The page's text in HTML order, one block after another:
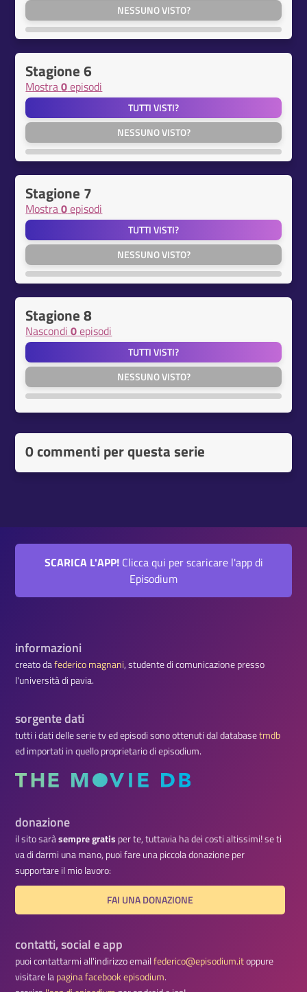
NESSUNO VISTO?
Stagione 6
Mostra0episodi
TUTTI VISTI?
NESSUNO VISTO?
Stagione 7
Mostra0episodi
TUTTI VISTI?
NESSUNO VISTO?
Stagione 8
Nascondi0episodi
TUTTI VISTI?
NESSUNO VISTO?
0 commenti per questa serie
SCARICA L'APP!Clicca qui per scaricare l'app di
Episodium
informazioni
creato dafederico magnani, studente di comunicazione presso
l'università di pavia.
sorgente dati
tutti i dati delle serie tv ed episodi sono ottenuti dal databasetmdb
ed importati in quello proprietario di episodium.
donazione
il sito saràsempre gratis per te, tuttavia ha dei costi altissimi! se ti
va di darmi una mano, puoi fare una piccola donazione per
supportare il mio lavoro:
FAI UNA DONAZIONE
contatti, social e app
puoi contattarmi all'indirizzo emailfederico@episodium.itoppure
visitare lapagina facebook episodium.